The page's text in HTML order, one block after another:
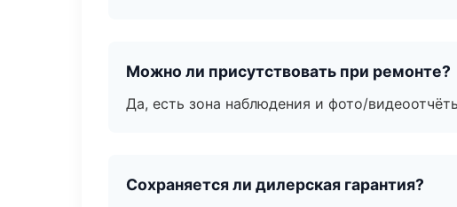
Можно ли присутствовать при ремонте?
Да, есть зона наблюдения и фото/
Сохраняется ли дилерская гарантия?